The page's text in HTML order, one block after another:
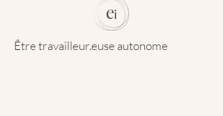
Être travailleur.euse autonome